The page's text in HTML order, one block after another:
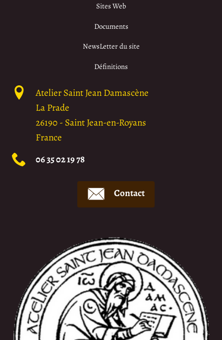
Sites Web
Documents
NewsLetter du site
Définitions
Atelier Saint Jean Damascène
La Prade
26190- Saint Jean-en-Royans
France
06 35 02 19 78
Contact